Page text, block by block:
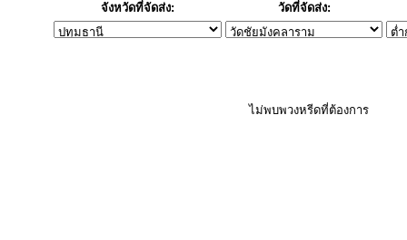
จังหวัดที่จัดส่ง: วัดที่จัดส่ง:
ไม่พบพวงหรีดที่ต้องการ